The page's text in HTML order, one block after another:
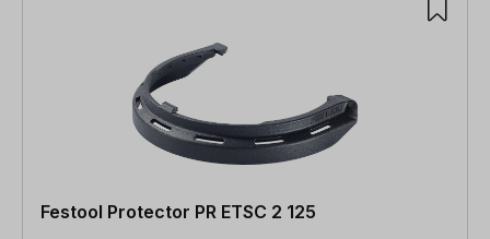
Festool Protector PR ETSC 2 125